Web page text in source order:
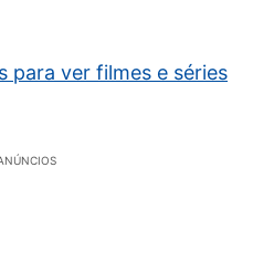
para ver filmes e séries